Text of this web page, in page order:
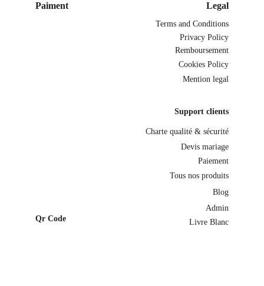
Remboursement
Terms and Conditions
Privacy Policy
Cookies Policy
Mention legal
Support clients
Legal
Blog
Livre Blanc
Charte qualité & sécurité
Tous nos produits
Paiment
Devis mariage
Paiement
Qr Code
Admin